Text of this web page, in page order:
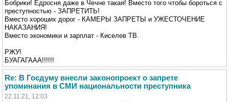
Бобрики! Едросня даже в Чечне такая! Вместо того чтобы бороться с
преступностью - ЗАПРЕТИТЬ!
Вместо хороших дорог - КАМЕРЫ ЗАПРЕТЫ и УЖЕСТОЧЕНИЕ
НАКАЗАНИЯ!
Вместо экономики и зарплат - Киселев ТВ.
РЖУ!
БУАГАГААА!!!!!!
Re: В Госдуму внесли законопроект о запрете
упоминания в СМИ национальности преступника
22.11.21, 12:03